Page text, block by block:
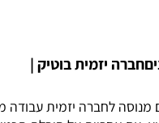
יזמית בוטיק |
לחברה יזמית עבודה